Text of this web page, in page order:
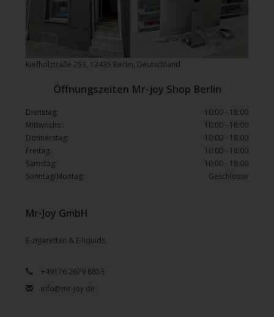
Mr-Joy GmbH
E-zigaretten & E-liquids
+49176 2679 8853
info@mr-joy.de
Kiefholztraße 253, 12435 Berlin, Deutschland
Öffnungszeiten Mr-joy Shop Berlin
Dienstag:
10:00 - 18:00
Mittwochs :
10:00 - 18:00
Donnerstag:
10:00 - 18:00
Freitag:
10:00 - 18:00
Samstag:
10:00 - 18:00
Sonntag/Montag:
Geschlosse